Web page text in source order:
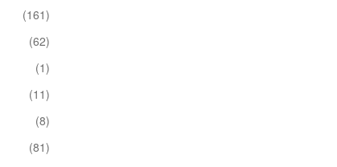
(161)
(62)
(1)
(11)
(8)
(81)